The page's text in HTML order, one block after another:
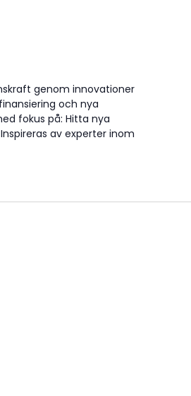
genom innovationer
och nya
fokus på: Hitta nya
av experter inom